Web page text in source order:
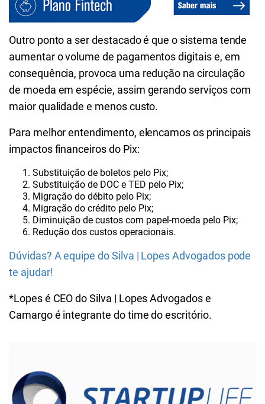
Outro ponto a ser destacado é que o sistema tende
aumentar o volume de pagamentos digitais e, em
consequência, provoca uma redução na circulação
de moeda em espécie, assim gerando serviços com
maior qualidade e menos custo.
Para melhor entendimento, elencamos os principais
impactos financeiros do Pix:
Substituição de boletos pelo Pix;
Substituição de DOC e TED pelo Pix;
Migração do débito pelo Pix;
Migração do crédito pelo Pix;
Diminuição de custos com papel-moeda pelo Pix;
Redução dos custos operacionais.
Dúvidas? A equipe do Silva | Lopes Advogados pode
te ajudar!
*Lopes é CEO do Silva | Lopes Advogados e
Camargo é integrante do time do escritório.